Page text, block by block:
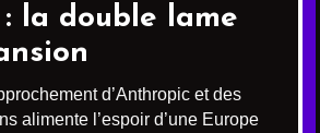
la double lame
d’Anthropic et des
alimente l’espoir d’une Europe